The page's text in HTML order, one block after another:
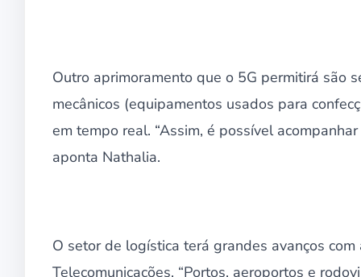
Outro aprimoramento que o 5G permitirá são
mecânicos (equipamentos usados para
em tempo real. “Assim, é possível
aponta Nathalia.
O setor de logística terá grandes avanços
Telecomunicações. “Portos, aeroportos e